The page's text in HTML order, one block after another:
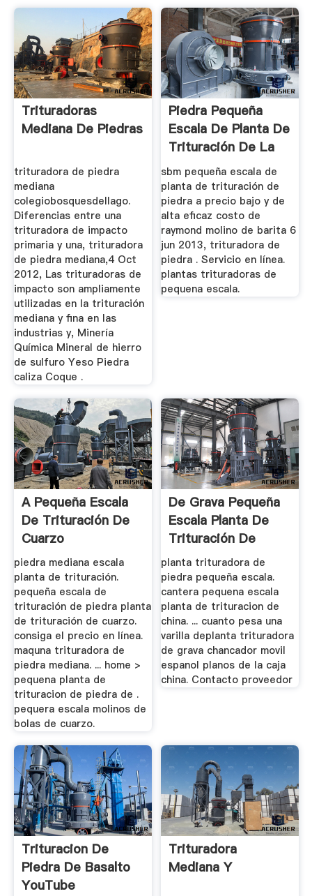
Trituradoras
Mediana De Piedras
trituradora de piedra
mediana
colegiobosquesdellago.
Diferencias entre una
trituradora de impacto
primaria y una, trituradora
de piedra mediana,4 Oct
2012, Las trituradoras de
impacto son ampliamente
utilizadas en la trituración
mediana y fina en las
industrias y, Minería
Química Mineral de hierro
de sulfuro Yeso Piedra
caliza Coque .
Piedra Pequeña
Escala De Planta De
Trituración De La
sbm pequeña escala de
planta de trituración de
piedra a precio bajo y de
alta eficaz costo de
raymond molino de barita 6
jun 2013, trituradora de
piedra . Servicio en línea.
plantas trituradoras de
pequena escala.
A Pequeña Escala
De Trituración De
Cuarzo
piedra mediana escala
planta de trituración.
pequeña escala de
trituración de piedra planta
de trituración de cuarzo.
consiga el precio en línea.
maquna trituradora de
piedra mediana. ... home >
pequena planta de
trituracion de piedra de .
pequera escala molinos de
bolas de cuarzo.
De Grava Pequeña
Escala Planta De
Trituración De
planta trituradora de
piedra pequeña escala.
cantera pequena escala
planta de trituracion de
china. ... cuanto pesa una
varilla deplanta trituradora
de grava chancador movil
espanol planos de la caja
china. Contacto proveedor
Trituracion De
Piedra De Basalto
YouTube
Trituradora
Mediana Y